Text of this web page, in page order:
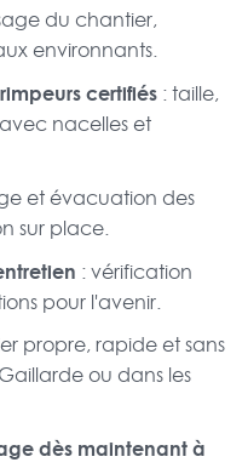
du chantier,
environnants.
certifiés : taille,
nacelles et
et évacuation des
sur place.
: vérification
pour l'avenir.
propre, rapide et sans
ou dans les
dès maintenant à